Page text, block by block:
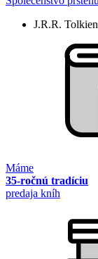
J.R.R. Tolkien
Máme
35-ročnú tradíciu
predaja kníh